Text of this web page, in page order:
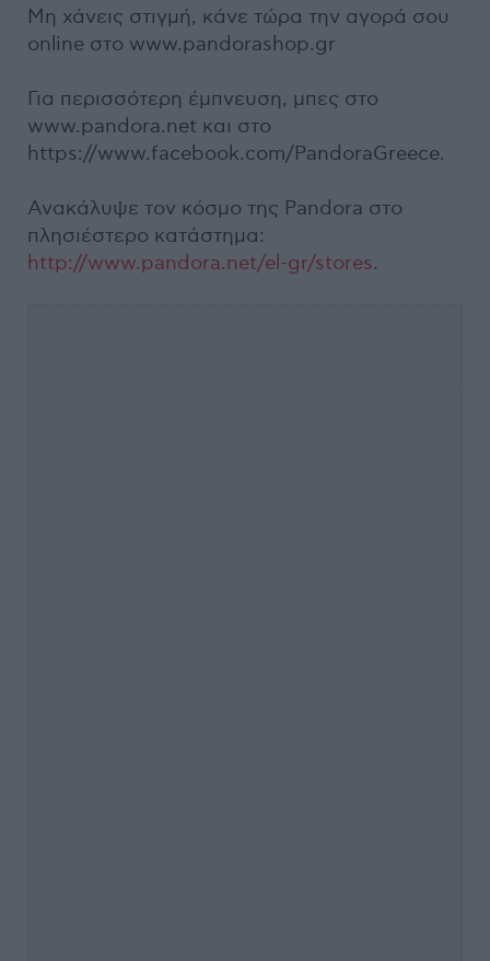
Μη χάνεις στιγμή, κάνε τώρα την αγορά σου
online στο www.pandorashop.gr
Για περισσότερη έμπνευση, μπες στο
www.pandora.net και στο
https://www.facebook.com/PandoraGreece.
Ανακάλυψε τον κόσμο της Pandora στο
πλησιέστερο κατάστημα:
http://www.pandora.net/el-gr/stores.